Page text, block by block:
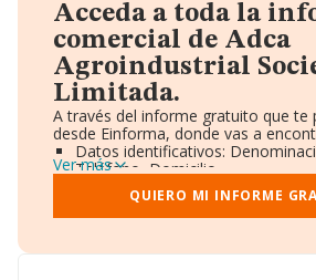
Acceda a toda la
comercial de Adca
Agroindustrial
Limitada.
A través del informe gratuito que te
desde Einforma, donde vas a
Datos identificativos:
Teléfono, Domicilio.
Informe Mercantil Completo
Gráficos de Evolución Ventas y
Consejo de Administración y
Accionistas.
Ver más
QUIERO MI INFORME